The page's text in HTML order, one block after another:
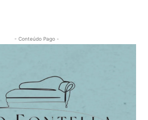
- Conteúdo Pago -